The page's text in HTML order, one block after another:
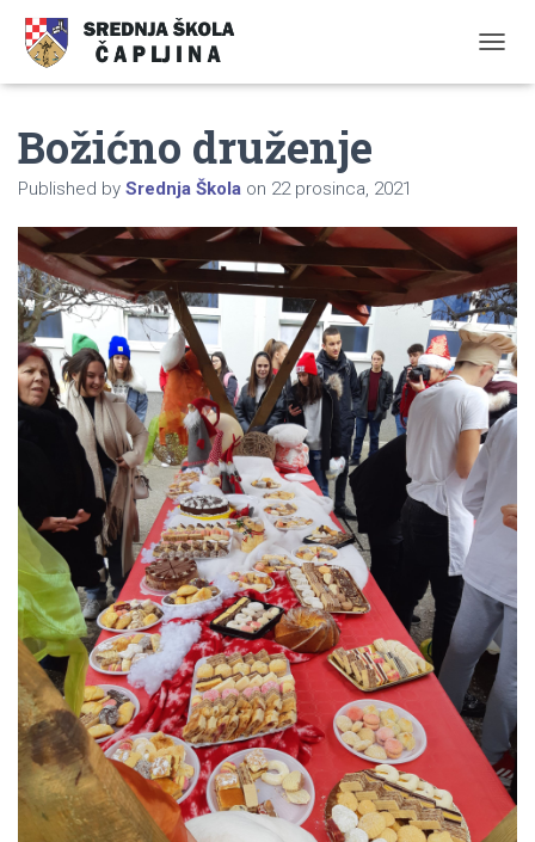
Božićno druženje
Published by Srednja Škola on 22 prosinca, 2021